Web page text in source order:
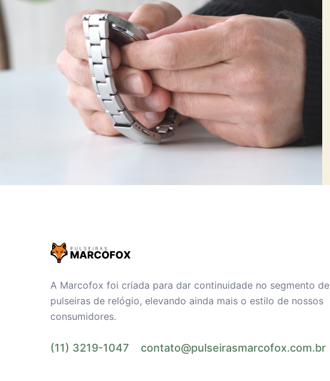
A Marcofox foi criada para dar continuidade no segmento de
pulseiras de relógio, elevando ainda mais o estilo de nossos
consumidores.
(11) 3219-1047 contato@pulseirasmarcofox.com.br